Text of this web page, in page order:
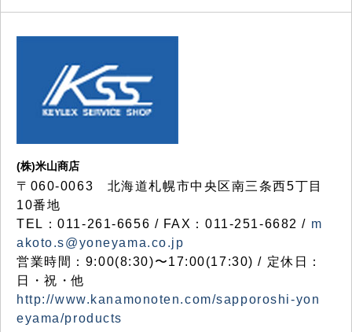
(株)米山商店
〒060-0063 北海道札幌市中央区南三条西5丁目
10番地
TEL：011-261-6656 / FAX：011-251-6682 / m
akoto.s@yoneyama.co.jp
営業時間：9:00(8:30)〜17:00(17:30) / 定休日：
日・祝・他
http://www.kanamonoten.com/sapporoshi-yon
eyama/products